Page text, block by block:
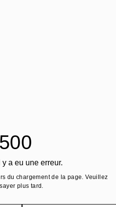
500
y a eu une erreur.
du chargement de la page. Veuillez
plus tard.